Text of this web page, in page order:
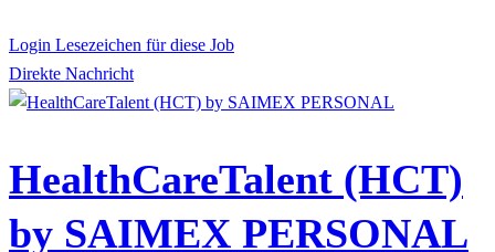
Login Lesezeichen für diese Job
Direkte Nachricht
HealthCareTalent (HCT)
by SAIMEX PERSONAL